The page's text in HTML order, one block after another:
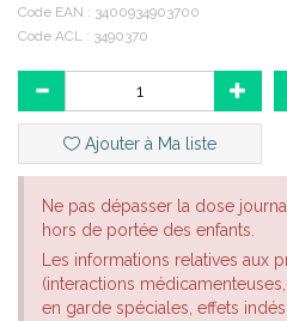
Code EAN : 3400934903700
Code ACL : 3490370
Ajouter à Ma liste
Ne pas dépasser la dose
hors de portée des enfants.
Les informations relatives aux
(interactions
en garde spéciales, effets